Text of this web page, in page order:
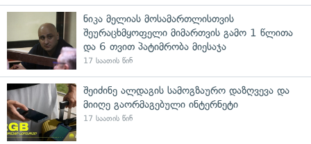
ნიკა მელიას მოსამართლისთვის
შეურაცხმყოფელი მიმართვის გამო 1 წლითა
და 6 თვით პატიმრობა მიესაჯა
17 საათის წინ
შეიძინე ალდაგის სამოგზაურო დაზღვევა და
მიიღე გაორმაგებული ინტერნეტი
17 საათის წინ